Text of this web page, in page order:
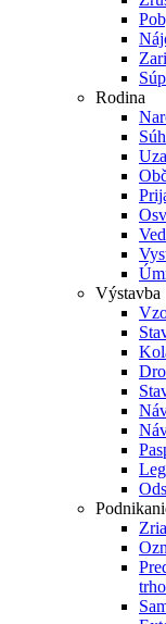
Rodina
Výstavba